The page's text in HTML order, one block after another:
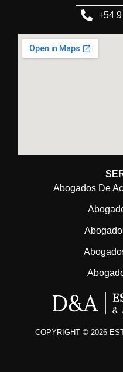
COPYRIGHT © 2026
+54
Abogados De